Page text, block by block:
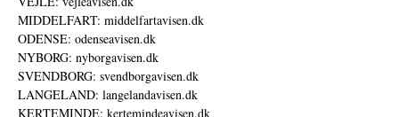
MIDDELFART: middelfartavisen.dk
ODENSE: odenseavisen.dk
NYBORG: nyborgavisen.dk
SVENDBORG: svendborgavisen.dk
LANGELAND: langelandavisen.dk
KERTEMINDE: kertemindeavisen.dk